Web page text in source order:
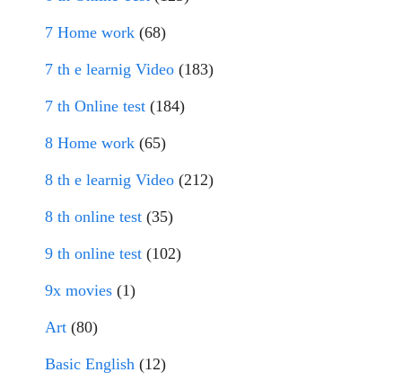
7 Home work (68)
7 th e learnig Video (183)
7 th Online test (184)
8 Home work (65)
8 th e learnig Video (212)
8 th online test (35)
9 th online test (102)
9x movies (1)
Art (80)
Basic English (12)